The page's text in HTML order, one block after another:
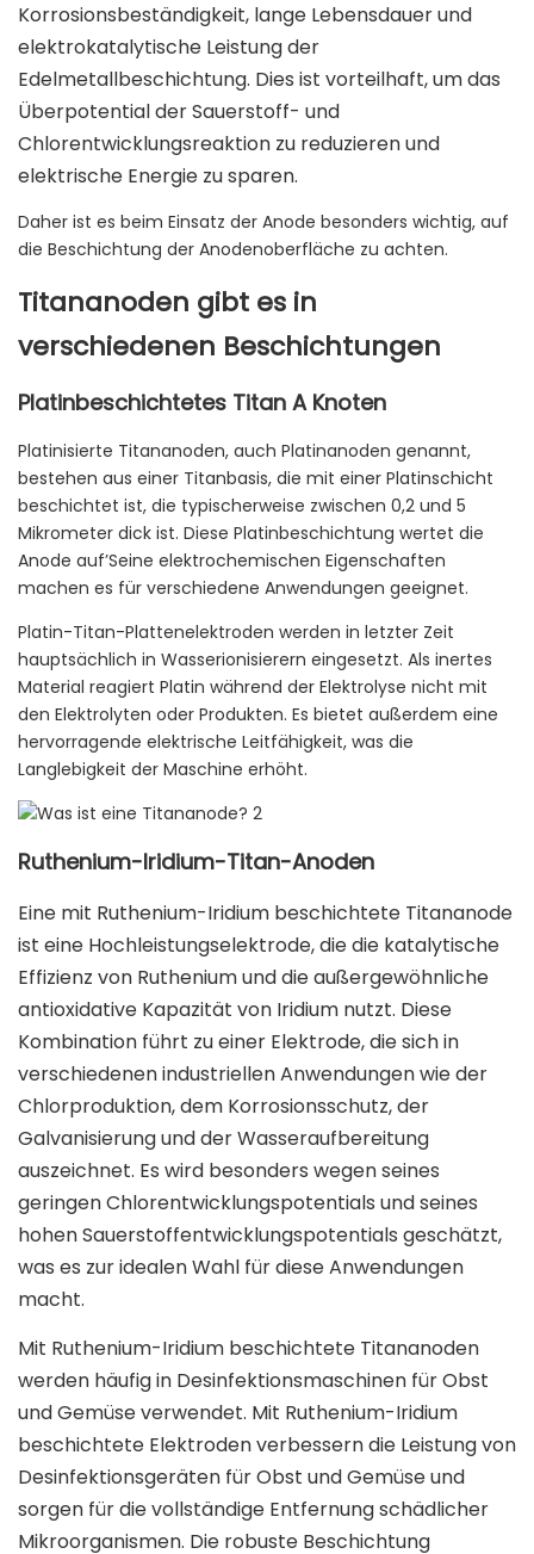
Korrosionsbeständigkeit, lange Lebensdauer und
elektrokatalytische Leistung der
Edelmetallbeschichtung. Dies ist vorteilhaft, um das
Überpotential der Sauerstoff- und
Chlorentwicklungsreaktion zu reduzieren und
elektrische Energie zu sparen.
Daher ist es beim Einsatz der Anode besonders wichtig, auf
die Beschichtung der Anodenoberfläche zu achten.
Titananoden gibt es in
verschiedenen Beschichtungen
Platinbeschichtetes Titan A Knoten
Platinisierte Titananoden, auch Platinanoden genannt,
bestehen aus einer Titanbasis, die mit einer Platinschicht
beschichtet ist, die typischerweise zwischen 0,2 und 5
Mikrometer dick ist. Diese Platinbeschichtung wertet die
Anode auf’Seine elektrochemischen Eigenschaften
machen es für verschiedene Anwendungen geeignet.
Platin-Titan-Plattenelektroden werden in letzter Zeit
hauptsächlich in Wasserionisierern eingesetzt. Als inertes
Material reagiert Platin während der Elektrolyse nicht mit
den Elektrolyten oder Produkten. Es bietet außerdem eine
hervorragende elektrische Leitfähigkeit, was die
Langlebigkeit der Maschine erhöht.
Ruthenium-Iridium-Titan-Anoden
Eine mit Ruthenium-Iridium beschichtete Titananode
ist eine Hochleistungselektrode, die die katalytische
Effizienz von Ruthenium und die außergewöhnliche
antioxidative Kapazität von Iridium nutzt. Diese
Kombination führt zu einer Elektrode, die sich in
verschiedenen industriellen Anwendungen wie der
Chlorproduktion, dem Korrosionsschutz, der
Galvanisierung und der Wasseraufbereitung
auszeichnet. Es wird besonders wegen seines
geringen Chlorentwicklungspotentials und seines
hohen Sauerstoffentwicklungspotentials geschätzt,
was es zur idealen Wahl für diese Anwendungen
macht.
Mit Ruthenium-Iridium beschichtete Titananoden
werden häufig in Desinfektionsmaschinen für Obst
und Gemüse verwendet. Mit Ruthenium-Iridium
beschichtete Elektroden verbessern die Leistung von
Desinfektionsgeräten für Obst und Gemüse und
sorgen für die vollständige Entfernung schädlicher
Mikroorganismen. Die robuste Beschichtung